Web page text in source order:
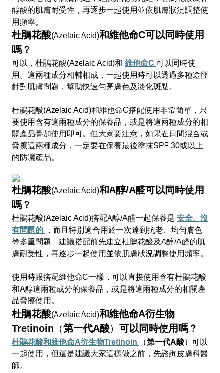
醇酸的肌膚耐受性，再逐步一起使用並依肌膚狀況調整使
用頻率。
杜鵑花酸(Azelaic Acid)和維他命C可以同時使用
嗎？
可以，杜鵑花酸(Azelaic Acid)和 維他命C 可以同時使
用。這兩種成分相輔相成，一起使用時可以透過多種途徑
針對肌膚問題，幫助快速勻亮膚色及淡化斑點。
杜鵑花酸(Azelaic Acid)和維他命C搭配使用非常簡單，只
要使用含有這兩種成分的保養品，或是將這兩種成分的相
關產品疊加使用即可。但大家要注意，如果在日間混合或
疊擦這兩種成分，一定要在保養最後塗抹SPF 30或以上
的防曬產品。
杜鵑花酸(Azelaic Acid)和A醇/A醛可以同時使用
嗎？
杜鵑花酸(Azelaic Acid)搭配A醇/A醛一起保養是 安全、 沒
有問題的
，而且特別適合用於一次達到抗老、均勻膚色
等多重問題，建議搭配前先建立杜鵑花酸及A醇/A醛的肌
膚耐受性，再逐步一起使用並依肌膚狀況調整使用頻率。
使用時跟搭配維他命C一樣，可以直接使用含有杜鵑花酸
和A醇這兩種成分的保養品，或是將這兩種成分的相關產
品疊擦使用。
杜鵑花酸(Azelaic Acid)和維他命A衍生物
Tretinoin （第一代A酸） 可以同時使用嗎？
杜鵑花酸和維他命A衍生物Tretinoin （第一代A酸）可以
一起使用，但還是建議大家這樣做之前，先諮詢皮膚科醫
師。